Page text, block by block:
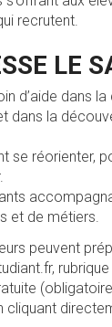
recrutent.
LE
d’aide dans
dans la
se réorienter,
et de métiers.
peuvent
rubrique
cliquant